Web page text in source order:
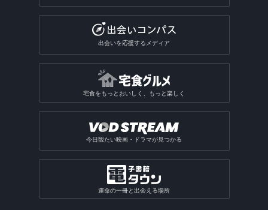
出会いを応援するメディア
宅食をもっとおいしく、もっと楽しく
今日観たい映画・ドラマが見つかる
運命の一冊と出会える場所